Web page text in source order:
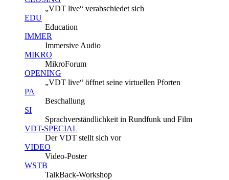
„VDT live“ verabschiedet sich
EDU
Education
IMMER
Immersive Audio
MIKRO
MikroForum
OPENING
„VDT live“ öffnet seine virtuellen Pforten
PA
Beschallung
SI
Sprachverständlichkeit in Rundfunk und Film
VDT-SPECIAL
Der VDT stellt sich vor
VIDEO
Video-Poster
WSTB
TalkBack-Workshop